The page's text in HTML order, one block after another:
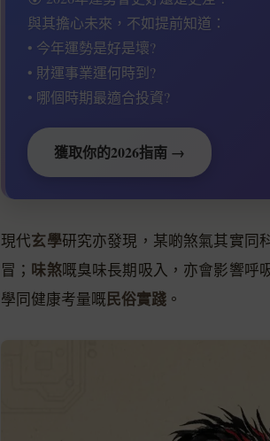
與其擔心未來，不如提前知道：
• 今年運勢是好是壞?
• 財運事業運何時到?
• 哪個時期最適合投資?
獲取你的2026指南 →
現代玄學研究亦發現，某啲煞氣其實同
冒； 味煞嘅臭味長期吸入，亦會影響呼
學同健康考量嘅民俗實踐 。